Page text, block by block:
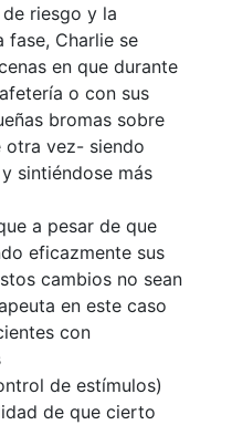
riesgo y la
fase, Charlie se
en que durante
o con sus
bromas sobre
otra vez- siendo
sintiéndose más
a pesar de que
eficazmente sus
cambios no sean
en este caso
con
de estímulos)
de que cierto